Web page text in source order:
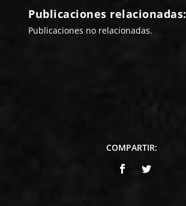
Publicaciones relacionadas:
Publicaciones no relacionadas.
COMPARTIR: